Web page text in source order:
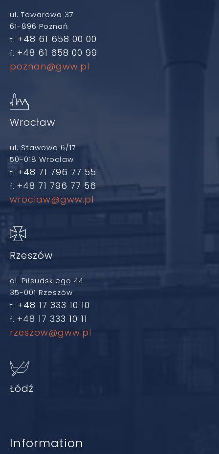
ul. Towarowa 37
61-896 Poznań
t. +48 61 658 00 00
f. +48 61 658 00 99
poznan@gww.pl
Wrocław
ul. Stawowa 6/17
50-018 Wrocław
t. +48 71 796 77 55
f. +48 71 796 77 56
wroclaw@gww.pl
Rzeszów
al. Piłsudskiego 44
35-001 Rzeszów
t. +48 17 333 10 10
f. +48 17 333 10 11
rzeszow@gww.pl
Łódź
Information